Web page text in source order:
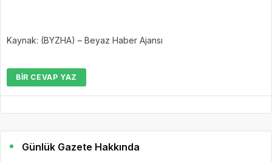
Kaynak: (BYZHA) – Beyaz Haber Ajansı
BIR CEVAP YAZ
Günlük Gazete Hakkında